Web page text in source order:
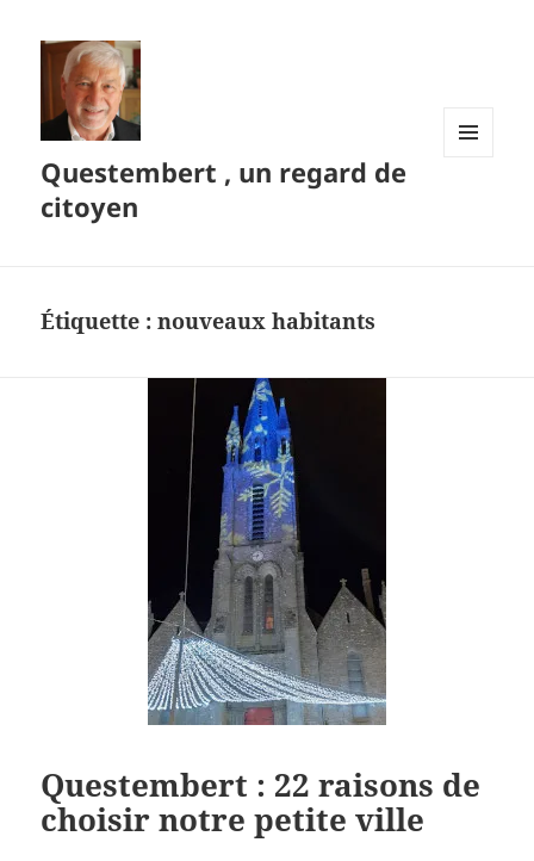
Questembert , un regard de
citoyen
Étiquette :nouveaux habitants
Questembert : 22 raisons de
choisir notre petite ville